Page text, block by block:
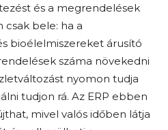
és a megrendelések
csak bele: ha a
bioélelmiszereket árusító
száma növekedni
nyomon tudja
tudjon rá. Az ERP ebben
mivel valós időben látja